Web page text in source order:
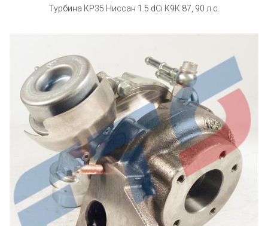
Турбина КР35 Ниссан 1.5 dCi К9К 87, 90 л.с.